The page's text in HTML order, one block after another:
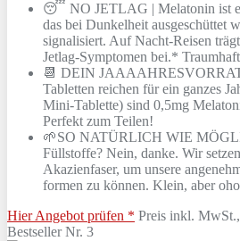
😴 NO JETLAG | Melatonin ist
das bei Dunkelheit ausgeschüttet
signalisiert. Auf Nacht-Reisen
Jetlag-Symptomen bei.*
📆 DEIN
Tabletten reichen für ein ganzes
Mini-Tablette) sind 0,5mg
Perfekt zum Teilen!
🌱SO NATÜRLICH WIE
Füllstoffe? Nein, danke. Wir
Akazienfaser, um unsere
formen zu können. Klein, aber
Hier Angebot prüfen * Preis inkl.
Bestseller Nr. 3